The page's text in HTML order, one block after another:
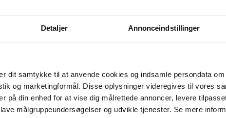
Detaljer Annonceindstillinger
dit samtykke til at anvende cookies og indsamle persondata
og marketingformål. Disse oplysninger videregives til vores
på din enhed for at vise dig målrettede annoncer, levere
målgruppeundersøgelser og udvikle tjenester. Se mere